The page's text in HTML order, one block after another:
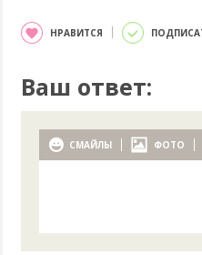
НРАВИТСЯ
Ваш ответ:
СМАЙЛЫ ФОТО